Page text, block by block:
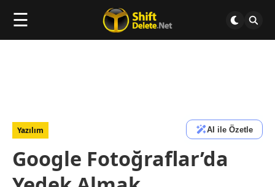
☰
Yazılım AI ile Özetle
Google Fotoğraflar’da